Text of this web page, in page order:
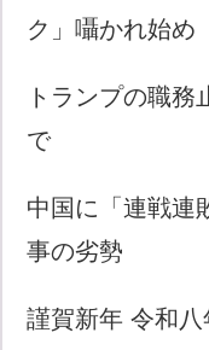
ク」囁かれ始め
トランプの職務
で
中国に「連戦連
事の劣勢
謹賀新年 令和八